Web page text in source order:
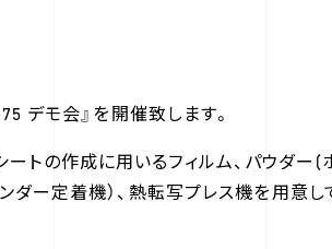
デモ会』を開催致します。
トの作成に用いるフィルム、パウダー(
ー定着機）、熱転写プレス機を用意し